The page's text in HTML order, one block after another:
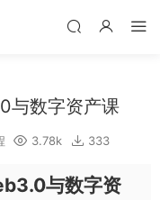
与数字资产课
3.78k 333
与数字资